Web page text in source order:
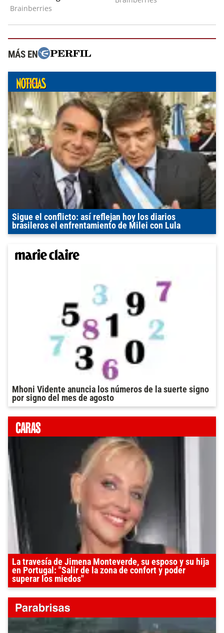
MÁS EN
Sigue el conflicto: así reflejan hoy los diarios
brasileros el enfrentamiento de Milei con Lula
Mhoni Vidente anuncia los números de la suerte signo
por signo del mes de agosto
La travesía de Jimena Monteverde, su esposo y su hija
en Portugal: "Salir de la zona de confort y poder
superar los miedos"